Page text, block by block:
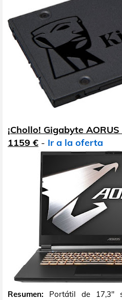
¡Chollo! Gigabyte
1159 € - Ir a la oferta
Resumen: Portátil de 17,3"